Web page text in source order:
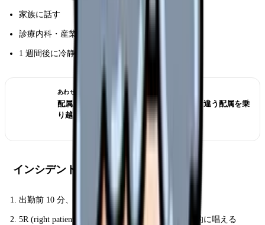
家族に話す
診療内科・産業医に早めに相談
1 週間後に冷静な判断をする
あわせて読みたい
配属ガチャを外した新人看護師へ｜希望と違う配属を乗
り越える考え方
インシデント予防の普段の習慣 10 選
出勤前 10 分、今日の受け持ちを頭で予習
5R (right patient / drug / dose / route / time) を機械的に唱える